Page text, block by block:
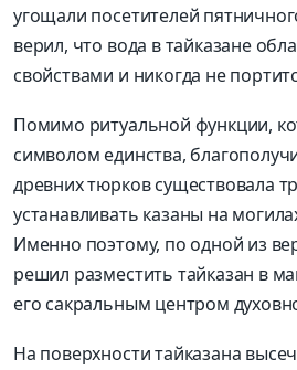
угощали посетителей
верил, что вода в тайказане
свойствами и никогда не
Помимо ритуальной функции,
символом единства,
древних тюрков существовала
устанавливать казаны на
Именно поэтому, по одной из
решил разместить тайказан в
его сакральным центром
На поверхности тайказана